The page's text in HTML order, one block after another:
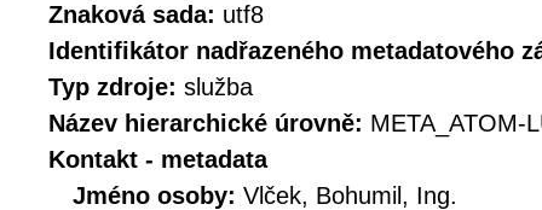
Znaková sada: utf8
Identifikátor nadřazeného metadatového
Typ zdroje: služba
Název hierarchické úrovně: META_ATOM-
Kontakt - metadata
Jméno osoby: Vlček, Bohumil, Ing.